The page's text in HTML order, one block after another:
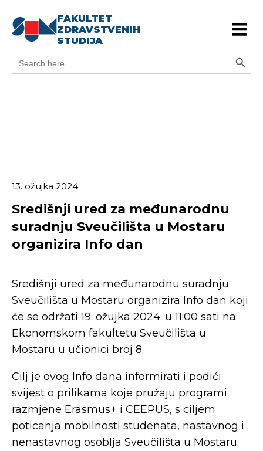
FAKULTET
ZDRAVSTVENIH
STUDIJA
for:
13. ožujka 2024.
Središnji ured za međunarodnu
suradnju Sveučilišta u Mostaru
organizira Info dan
Središnji ured za međunarodnu suradnju
Sveučilišta u Mostaru organizira Info dan koji
će se održati 19. ožujka 2024. u 11:00 sati na
Ekonomskom fakultetu Sveučilišta u
Mostaru u učionici broj 8.
Cilj je ovog Info dana informirati i podići
svijest o prilikama koje pružaju programi
razmjene Erasmus+ i CEEPUS, s ciljem
poticanja mobilnosti studenata, nastavnog i
nenastavnog osoblja Sveučilišta u Mostaru.